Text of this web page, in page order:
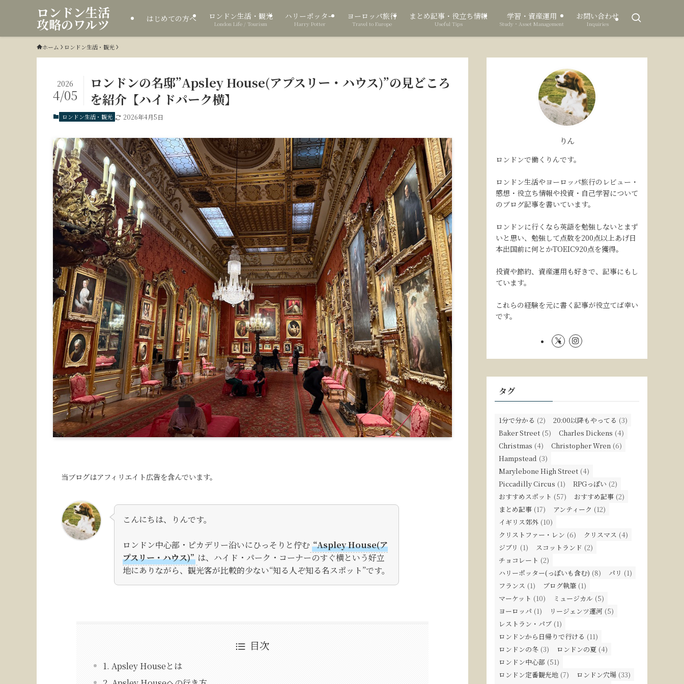
ロンドン生活
攻略のワルツ はじめての方へ ロンドン生活・観光
London Life / Tourism
ハリーポッター
Harry Potter
ヨーロッパ旅行
Travel to Europe
まとめ記事・役立ち情報
Useful Tips
学習・資産運用
Study・Asset Management
お問い合わせ
Inquiries
ホーム ロンドン生活・観光
ロンドンの名邸”Apsley House(アプスリー・ハウス)”の見どころ
を紹介【ハイドパーク横】
2026
4/05
ロンドン生活・観光 2026年4月5日
当ブログはアフィリエイト広告を含んでいます。
こんにちは、りんです。
ロンドン中心部・ピカデリー沿いにひっそりと佇む “Aspley House(ア
プスリー・ハウス)” は、ハイド・パーク・コーナーのすぐ横という好立
地にありながら、観光客が比較的少ない“知る人ぞ知る名スポット”です。
目次
1. Apsley Houseとは
りん
ロンドンで働くりんです。
ロンドン生活やヨーロッパ旅行のレビュー・
感想・役立ち情報や投資・自己学習について
のブログ記事を書いています。
ロンドンに行くなら英語を勉強しないとまず
いと思い、勉強して点数を200点以上あげ日
本出国前に何とかTOEIC920点を獲得。
投資や節約、資産運用も好きで、記事にもし
ています。
これらの経験を元に書く記事が役立てば幸い
です。
タグ
1分で分かる (2) 20:00以降もやってる (3)
Baker Street (5) Charles Dickens (4)
Christmas (4) Christopher Wren (6)
Hampstead (3)
Marylebone High Street (4)
Piccadilly Circus (1) RPGっぽい (2)
おすすめスポット (57) おすすめ記事 (2)
まとめ記事 (17) アンティーク (12)
イギリス郊外 (10)
クリストファー・レン (6) クリスマス (4)
ジブリ (1) スコットランド (2)
チョコレート (2)
ハリーポッター(っぽいも含む) (8) パリ (1)
フランス (1) ブログ執筆 (1)
マーケット (10) ミュージカル (5)
ヨーロッパ (1) リージェンツ運河 (5)
レストラン・パブ (1)
ロンドンから日帰りで行ける (11)
ロンドンの冬 (3) ロンドンの夏 (4)
ロンドン中心部 (51)
ロンドン定番観光地 (7) ロンドン穴場 (33)